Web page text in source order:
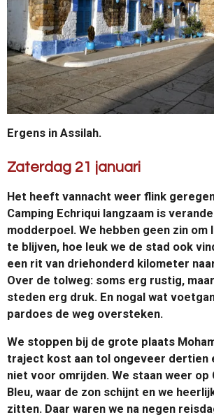
Ergens in Assilah.
Zaterdag 21 januari
Het heeft vannacht weer flink
Camping Echriqui langzaam is
modderpoel. We hebben geen zin om
te blijven, hoe leuk we de stad ook
een rit van driehonderd kilometer
Over de tolweg: soms erg rustig,
steden erg druk. En nogal wat
pardoes de weg oversteken.
We stoppen bij de grote plaats
traject kost aan tol ongeveer dertien
niet voor omrijden. We staan weer op
Bleu, waar de zon schijnt en we
zitten. Daar waren we na negen